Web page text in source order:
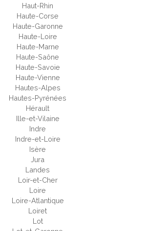
Haut-Rhin
Haute-Corse
Haute-Garonne
Haute-Loire
Haute-Marne
Haute-Saône
Haute-Savoie
Haute-Vienne
Hautes-Alpes
Hautes-Pyrénées
Hérault
Ille-et-Vilaine
Indre
Indre-et-Loire
Isère
Jura
Landes
Loir-et-Cher
Loire
Loire-Atlantique
Loiret
Lot